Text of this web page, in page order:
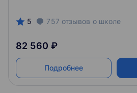
5 757 отзывов о школе
82 560 ₽
Подробнее